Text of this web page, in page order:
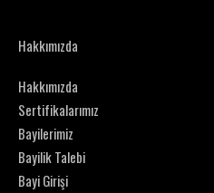
Hakkımızda
Hakkımızda
Sertifikalarımız
Bayilerimiz
Bayilik Talebi
Bayi Girişi